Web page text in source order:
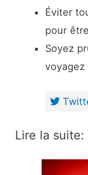
Éviter
pour
Soyez
voyagez
Lire la suite: